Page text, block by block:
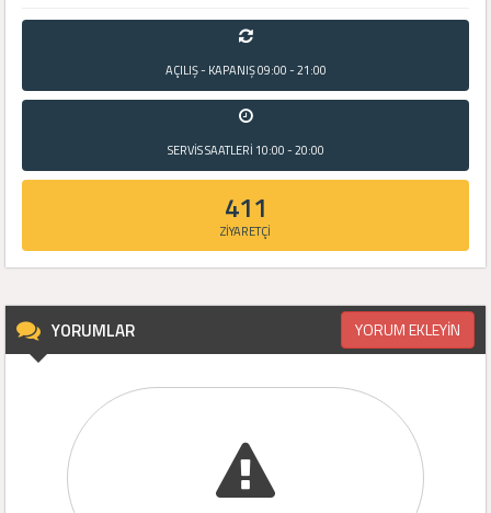
AÇILIŞ - KAPANIŞ09:00 - 21:00
SERVİS SAATLERİ 10:00 - 20:00
411
ZİYARETÇİ
YORUMLAR YORUM EKLEYİN